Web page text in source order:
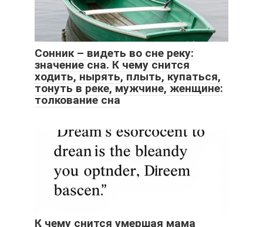
Сонник – видеть во сне реку:
значение сна. К чему снится
ходить, нырять, плыть, купаться,
тонуть в реке, мужчине, женщине:
толкование сна
К чему снится умершая мама